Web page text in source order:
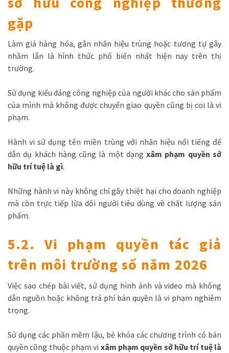
gặp
Làm giả hàng hóa, gắn nhãn hiệu trùng hoặc tương tự gây
nhầm lẫn là hình thức phổ biến nhất hiện nay trên thị
trường.
Sử dụng kiểu dáng công nghiệp của người khác cho sản phẩm
của mình mà không được chuyển giao quyền cũng bị coi là vi
phạm.
Hành vi sử dụng tên miền trùng với nhãn hiệu nổi tiếng để
dẫn dụ khách hàng cũng là một dạngxâm phạm quyền sở
hữu trí tuệ là gì.
Những hành vi này không chỉ gây thiệt hại cho doanh nghiệp
mà còn trực tiếp lừa dối người tiêu dùng về chất lượng sản
phẩm.
5.2. Vi phạm quyền tác giả
trên môi trường số năm 2026
Việc sao chép bài viết, sử dụng hình ảnh và video mà không
dẫn nguồn hoặc không trả phí bản quyền là vi phạm nghiêm
trọng.
Sử dụng các phần mềm lậu, bẻ khóa các chương trình có bản
quyền cũng thuộc phạm vi xâm phạm quyền sở hữu trí tuệ là